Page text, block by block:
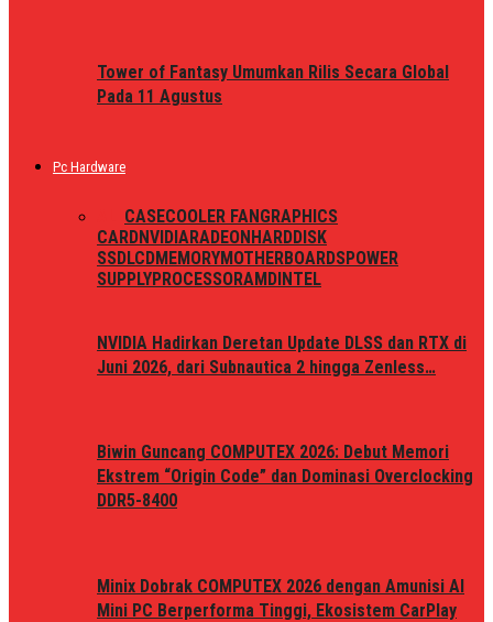
Tower of Fantasy Umumkan Rilis Secara Global
Pada 11 Agustus
Pc Hardware
CASECOOLER FAN GRAPHICS
CARDNVIDIARADEON HARDDISK
SSDLCDMEMORYMOTHERBOARDSPOWER
SUPPLYPROCESSORAMD INTEL
NVIDIA Hadirkan Deretan Update DLSS dan RTX di
Juni 2026, dari Subnautica 2 hingga Zenless…
Biwin Guncang COMPUTEX 2026: Debut Memori
Ekstrem “Origin Code” dan Dominasi Overclocking
DDR5-8400
Minix Dobrak COMPUTEX 2026 dengan Amunisi AI
Mini PC Berperforma Tinggi, Ekosistem CarPlay